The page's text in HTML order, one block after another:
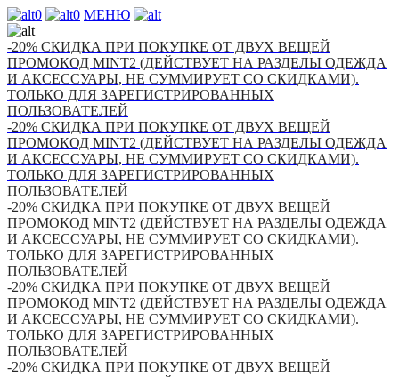
0 0 МЕНЮ
-20% СКИДКА ПРИ ПОКУПКЕ ОТ ДВУХ ВЕЩЕЙ
ПРОМОКОД MINT2 (ДЕЙСТВУЕТ НА РАЗДЕЛЫ ОДЕЖДА
И АКСЕССУАРЫ, НЕ СУММИРУЕТ СО СКИДКАМИ).
ТОЛЬКО ДЛЯ ЗАРЕГИСТРИРОВАННЫХ
ПОЛЬЗОВАТЕЛЕЙ
-20% СКИДКА ПРИ ПОКУПКЕ ОТ ДВУХ ВЕЩЕЙ
ПРОМОКОД MINT2 (ДЕЙСТВУЕТ НА РАЗДЕЛЫ ОДЕЖДА
И АКСЕССУАРЫ, НЕ СУММИРУЕТ СО СКИДКАМИ).
ТОЛЬКО ДЛЯ ЗАРЕГИСТРИРОВАННЫХ
ПОЛЬЗОВАТЕЛЕЙ
-20% СКИДКА ПРИ ПОКУПКЕ ОТ ДВУХ ВЕЩЕЙ
ПРОМОКОД MINT2 (ДЕЙСТВУЕТ НА РАЗДЕЛЫ ОДЕЖДА
И АКСЕССУАРЫ, НЕ СУММИРУЕТ СО СКИДКАМИ).
ТОЛЬКО ДЛЯ ЗАРЕГИСТРИРОВАННЫХ
ПОЛЬЗОВАТЕЛЕЙ
-20% СКИДКА ПРИ ПОКУПКЕ ОТ ДВУХ ВЕЩЕЙ
ПРОМОКОД MINT2 (ДЕЙСТВУЕТ НА РАЗДЕЛЫ ОДЕЖДА
И АКСЕССУАРЫ, НЕ СУММИРУЕТ СО СКИДКАМИ).
ТОЛЬКО ДЛЯ ЗАРЕГИСТРИРОВАННЫХ
ПОЛЬЗОВАТЕЛЕЙ
-20% СКИДКА ПРИ ПОКУПКЕ ОТ ДВУХ ВЕЩЕЙ